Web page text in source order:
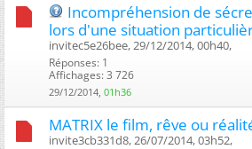
Incompréhension de
lors d'une situation
invitec5e26bee, 29/12/2014, 00h40, ‎
Réponses: 1
Affichages: 3 726
29/12/2014, 01h36
MATRIX le film, rêve ou
invite3cb331d8, 26/07/2014, 03h52, ‎